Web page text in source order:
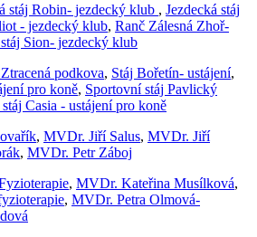
stáj Robin- jezdecký klub , Jezdecká stáj
- jezdecký klub, Ranč Zálesná Zhoř-
Sion- jezdecký klub
podkova, Stáj Bořetín- ustájení,
pro koně, Sportovní stáj Pavlický
stáj Casia - ustájení pro koně
, MVDr. Jiří Salus, MVDr. Jiří
, MVDr. Petr Záboj
, MVDr. Kateřina Musílková,
, MVDr. Petra Olmová-